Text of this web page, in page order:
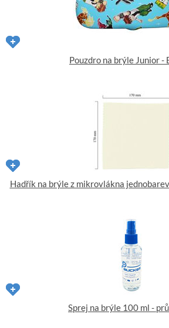
Pouzdro na brýle Junior -
Hadřík na brýle z mikrovlákna
Sprej na brýle 100 ml -